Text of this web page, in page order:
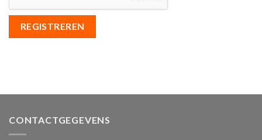
REGISTREREN
CONTACTGEGEVENS